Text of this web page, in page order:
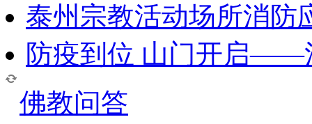
泰州宗教活动场所消防
防疫到位 山门开启——
佛教问答